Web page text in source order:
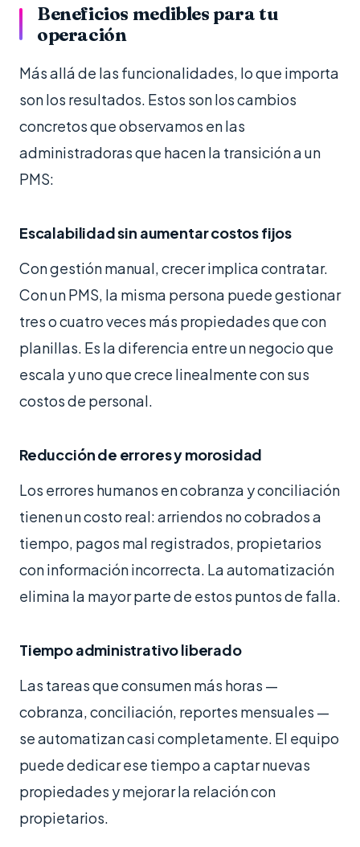
Beneficios medibles para tu
operación
Más allá de las funcionalidades, lo que importa
son los resultados. Estos son los cambios
concretos que observamos en las
administradoras que hacen la transición a un
PMS:
Escalabilidad sin aumentar costos fijos
Con gestión manual, crecer implica contratar.
Con un PMS, la misma persona puede gestionar
tres o cuatro veces más propiedades que con
planillas. Es la diferencia entre un negocio que
escala y uno que crece linealmente con sus
costos de personal.
Reducción de errores y morosidad
Los errores humanos en cobranza y conciliación
tienen un costo real: arriendos no cobrados a
tiempo, pagos mal registrados, propietarios
con información incorrecta. La automatización
elimina la mayor parte de estos puntos de falla.
Tiempo administrativo liberado
Las tareas que consumen más horas —
cobranza, conciliación, reportes mensuales —
se automatizan casi completamente. El equipo
puede dedicar ese tiempo a captar nuevas
propiedades y mejorar la relación con
propietarios.